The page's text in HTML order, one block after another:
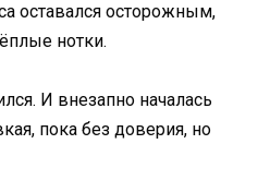
оставался осторожным,
нотки.
И внезапно началась
пока без доверия, но